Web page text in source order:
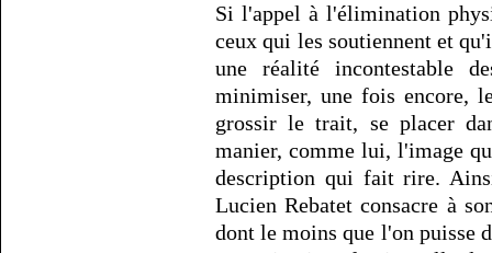
Si l'appel à l'élimination
ceux qui les soutiennent et
une réalité incontestable
minimiser, une fois encore,
grossir le trait, se placer
manier, comme lui, l'image
description qui fait rire.
Lucien Rebatet consacre à
dont le moins que l'on puisse